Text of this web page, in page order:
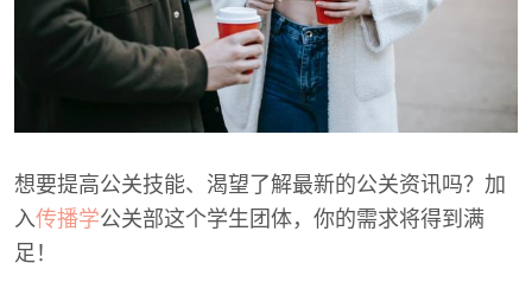
想要提高公关技能、渴望了解最新的公关资讯吗？加
入传播学公关部这个学生团体，你的需求将得到满
足！